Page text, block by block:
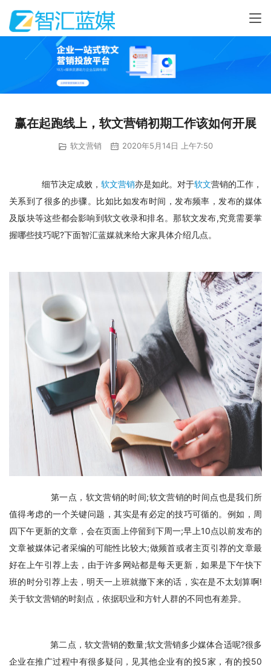
赢在起跑线上，软文营销初期工作该如何开展
软文营销 2020年5月14日 上午7:50
细节决定成败， 软文营销亦是如此。对于软文营销的工作，
关系到了很多的步骤。比如比如发布时间，发布频率，发布的媒体
及版块等这些都会影响到软文收录和排名。那软文发布,究竟需要掌
握哪些技巧呢?下面智汇蓝媒就来给大家具体介绍几点。
第一点，软文营销的时间;软文营销的时间点也是我们所
值得考虑的一个关键问题，其实是有必定的技巧可循的。例如，周
四下午更新的文章，会在页面上停留到下周一;早上10点以前发布的
文章被媒体记者采编的可能性比较大;做频首或者主页引荐的文章最
好在上午引荐上去，由于许多网站都是每天更新，如果是下午快下
班的时分引荐上去，明天一上班就撤下来的话，实在是不太划算啊!
关于软文营销的时刻点，依据职业和方针人群的不同也有差异。
第二点，软文营销的数量;软文营销多少媒体合适呢?很多
企业在推广过程中有很多疑问，见其他企业有的投5家，有的投50